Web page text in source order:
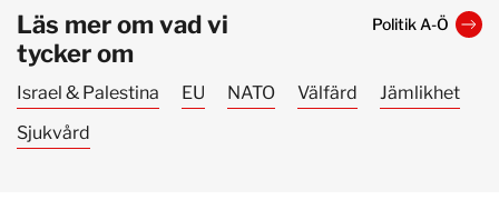
Läs mer om vad vi
tycker om
Politik A-Ö
Israel & Palestina EU NATO Välfärd
Jämlikhet
Sjukvård